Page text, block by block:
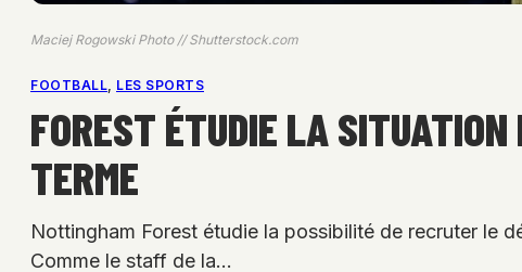
Maciej Rogowski Photo // Shutterstock.com
FOOTBALL, LES SPORTS
FOREST ÉTUDIE LA
TERME
Nottingham Forest étudie la possibilité de recruter le
Comme le staff de la…